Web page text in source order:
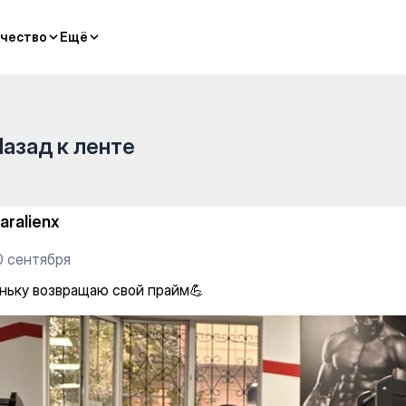
Ещё
Ещё
к ленте
сентября
возвращаю свой прайм💪